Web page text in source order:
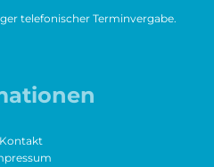
telefonischer Terminvergabe.
Kontakt